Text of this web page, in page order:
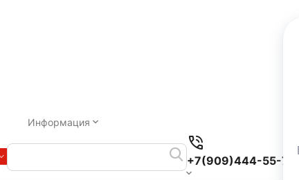
Информация
+7(909)444-55-78